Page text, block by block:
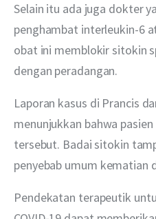
Selain itu ada juga dokter
penghambat interleukin-6
obat ini memblokir sitokin
dengan peradangan.
Laporan kasus di Prancis
menunjukkan bahwa
tersebut. Badai sitokin
penyebab umum kematian
Pendekatan terapeutik